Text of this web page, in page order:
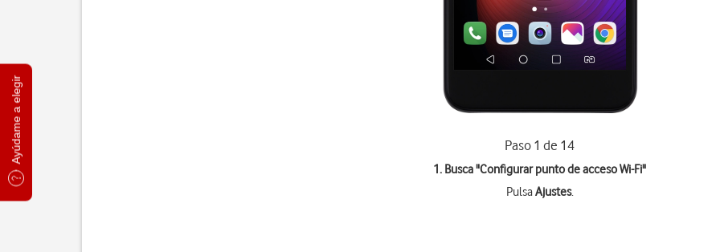
Ayúdame a elegir Paso 1 de 14
1. Busca "Configurar punto de acceso Wi-Fi"
PulsaAjustes.